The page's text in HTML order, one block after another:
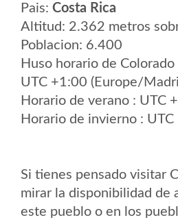
Pais: Costa Rica
Altitud: 2.362 metros
Poblacion: 6.400
Huso horario de Colorado
UTC +1:00 (Europe/
Horario de verano : UTC
Horario de invierno :
Si tienes pensado visitar
mirar la disponibilidad de
este pueblo o en los